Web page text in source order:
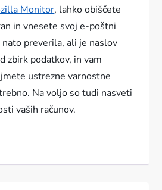
Monitor, lahko obiščete
in vnesete svoj e-poštni
preverila, ali je naslov
zbirk podatkov, in vam
ustrezne varnostne
Na voljo so tudi nasveti
vaših računov.